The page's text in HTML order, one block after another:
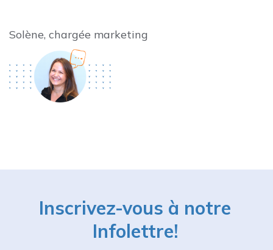
Solène, chargée marketing
Inscrivez-vous à notre
Infolettre!